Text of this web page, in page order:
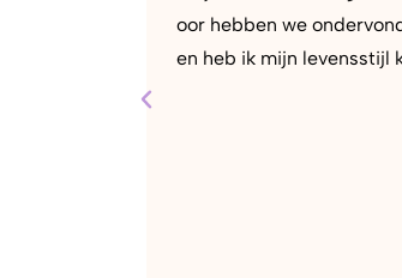
oor hebben we
en heb ik mijn levensstijl